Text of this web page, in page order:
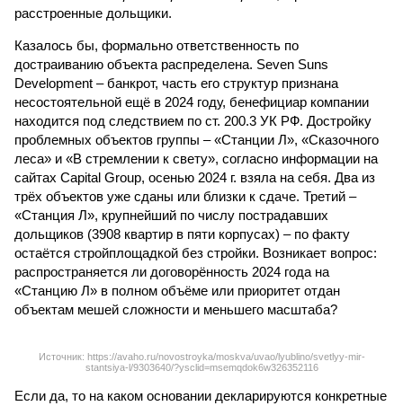
расстроенные дольщики.
Казалось бы, формально ответственность по
достраиванию объекта распределена. Seven Suns
Development – банкрот, часть его структур признана
несостоятельной ещё в 2024 году, бенефициар компании
находится под следствием по ст. 200.3 УК РФ. Достройку
проблемных объектов группы – «Станции Л», «Сказочного
леса» и «В стремлении к свету», согласно информации на
сайтах Capital Group, осенью 2024 г. взяла на себя. Два из
трёх объектов уже сданы или близки к сдаче. Третий –
«Станция Л», крупнейший по числу пострадавших
дольщиков (3908 квартир в пяти корпусах) – по факту
остаётся стройплощадкой без стройки. Возникает вопрос:
распространяется ли договорённость 2024 года на
«Станцию Л» в полном объёме или приоритет отдан
объектам мешей сложности и меньшего масштаба?
Источник: https://avaho.ru/novostroyka/moskva/uvao/lyublino/svetlyy-mir-
stantsiya-l/9303640/?ysclid=msemqdok6w326352116
Если да, то на каком основании декларируются конкретные